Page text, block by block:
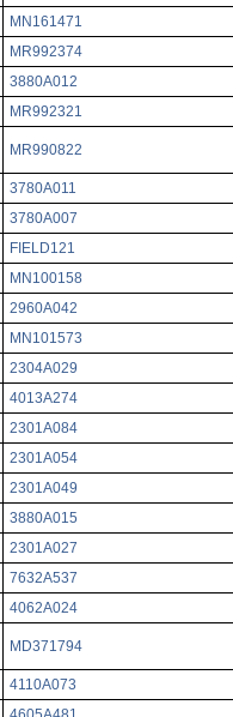
MN161471
MR992374
3880A012
MR992321
MR990822
3780A011
3780A007
FIELD121
MN100158
2960A042
MN101573
2304A029
4013A274
2301A084
2301A054
2301A049
3880A015
2301A027
7632A537
4062A024
MD371794
4110A073